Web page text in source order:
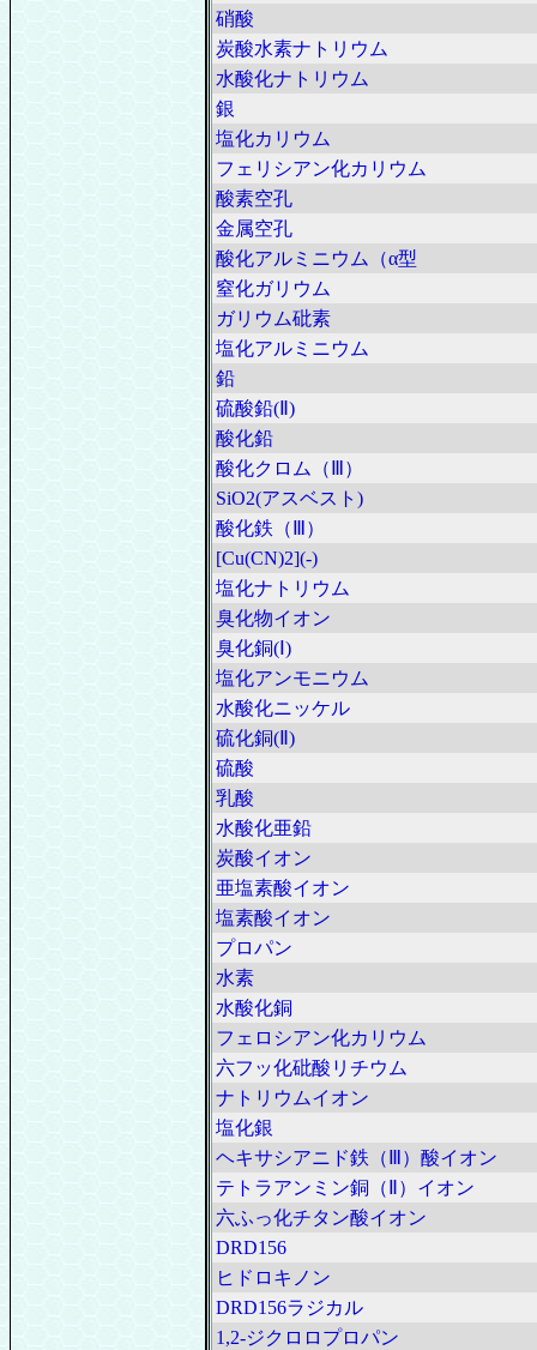
硝酸
炭酸水素ナトリウム
水酸化ナトリウム
銀
塩化カリウム
フェリシアン化カリウム
酸素空孔
金属空孔
酸化アルミニウム（α型
窒化ガリウム
ガリウム砒素
塩化アルミニウム
鉛
硫酸鉛(Ⅱ)
酸化鉛
酸化クロム（Ⅲ）
SiO2(アスベスト)
酸化鉄（Ⅲ）
[Cu(CN)2](-)
塩化ナトリウム
臭化物イオン
臭化銅(Ⅰ)
塩化アンモニウム
水酸化ニッケル
硫化銅(Ⅱ)
硫酸
乳酸
水酸化亜鉛
炭酸イオン
亜塩素酸イオン
塩素酸イオン
プロパン
水素
水酸化銅
フェロシアン化カリウム
六フッ化砒酸リチウム
ナトリウムイオン
塩化銀
ヘキサシアニド鉄（Ⅲ）酸イオン
テトラアンミン銅（Ⅱ）イオン
六ふっ化チタン酸イオン
DRD156
ヒドロキノン
DRD156ラジカル
1,2-ジクロロプロパン